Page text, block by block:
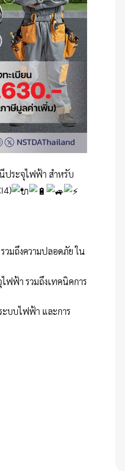
ประจุไฟฟ้า สำหรับ
วมถึงความปลอดภัย ใน
ฟฟ้า รวมถึงเทคนิคการ
ะบบไฟฟ้า และการ